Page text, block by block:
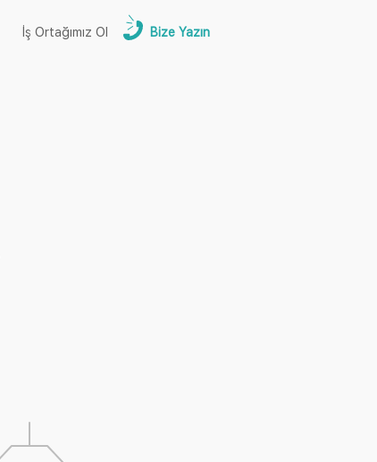
İş Ortağımız Ol Bize Yazın